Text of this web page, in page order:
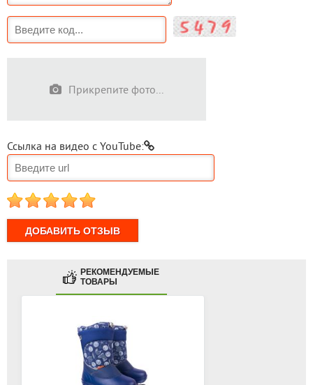
Прикрепите фото...
Ссылка на видео с YouTube:
1 2 3 4 5
РЕКОМЕНДУЕМЫЕ
ТОВАРЫ